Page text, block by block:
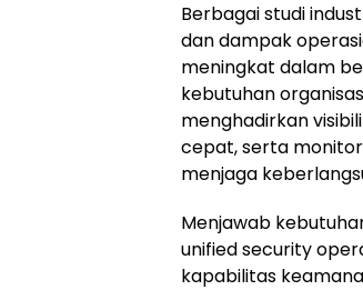
Berbagai studi
dan dampak
meningkat dalam
kebutuhan
menghadirkan
cepat, serta
menjaga
Menjawab
unified security
kapabilitas